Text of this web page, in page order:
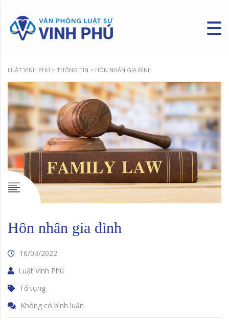
LUẬT VINH PHÚ > THÔNG TIN > HÔN NHÂN GIA ĐÌNH
Hôn nhân gia đình
16/03/2022
Luật Vinh Phú
Tố tụng
Không có bình luận